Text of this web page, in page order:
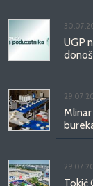
UGP
Tokić